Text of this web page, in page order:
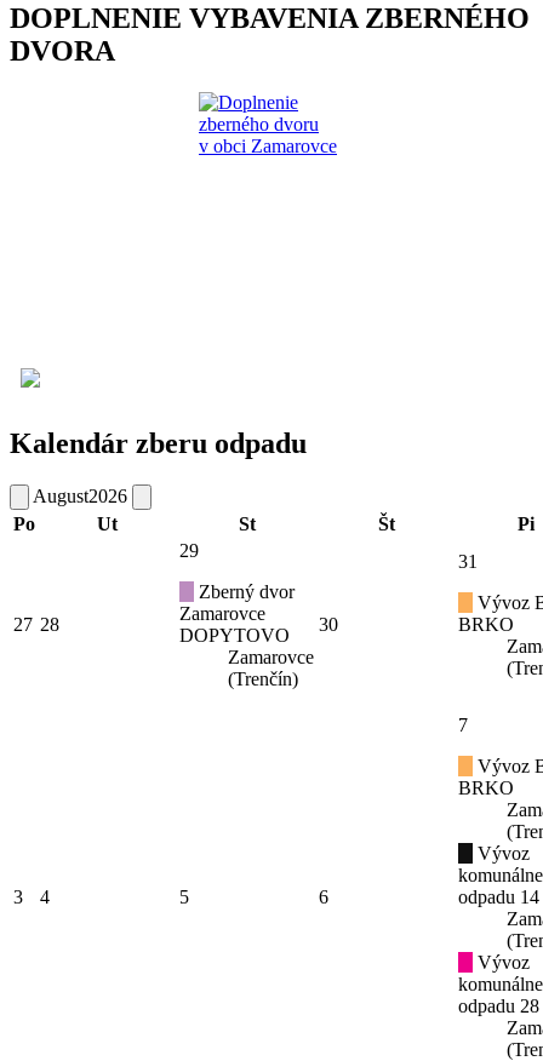
DOPLNENIE VYBAVENIA ZBERNÉHO
DVORA
Kalendár zberu odpadu
August2026
Po
Ut St Št Pi
27 28
29
Zberný dvor
Zamarovce
DOPYTOVO
Zamarovce
(Trenčín)
30
31
Vývoz
BRKO
3 4 5 6
7
Vývoz
BRKO
Vývoz
odpadu
Vývoz
odpadu